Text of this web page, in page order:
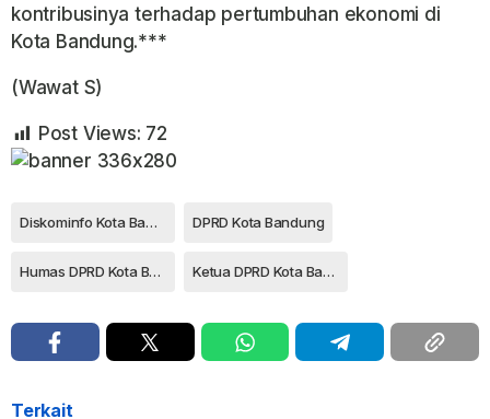
kontribusinya terhadap pertumbuhan ekonomi di
Kota Bandung.***
(Wawat S)
Post Views: 72
Diskominfo Kota Bandung DPRD Kota Bandung
Humas DPRD Kota Bandung Ketua DPRD Kota Bandung
Terkait